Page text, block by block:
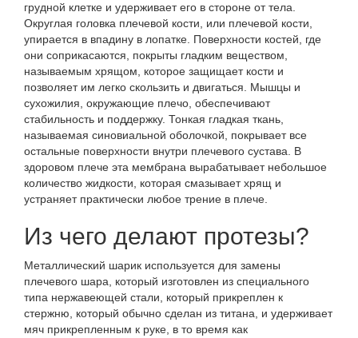
грудной клетке и удерживает его в стороне от тела.
Округлая головка плечевой кости, или плечевой кости,
упирается в впадину в лопатке. Поверхности костей, где
они соприкасаются, покрыты гладким веществом,
называемым хрящом, которое защищает кости и
позволяет им легко скользить и двигаться. Мышцы и
сухожилия, окружающие плечо, обеспечивают
стабильность и поддержку. Тонкая гладкая ткань,
называемая синовиальной оболочкой, покрывает все
остальные поверхности внутри плечевого сустава. В
здоровом плече эта мембрана вырабатывает небольшое
количество жидкости, которая смазывает хрящ и
устраняет практически любое трение в плече.
Из чего делают протезы?
Металлический шарик используется для замены
плечевого шара, который изготовлен из специального
типа нержавеющей стали, который прикреплен к
стержню, который обычно сделан из титана, и удерживает
мяч прикрепленным к руке, в то время как